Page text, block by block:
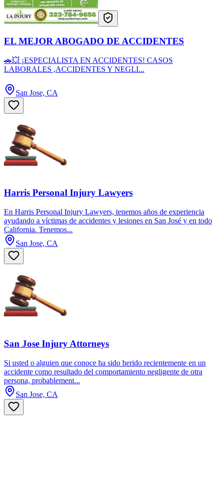
EL MEJOR ABOGADO DE ACCIDENTES
🚗💥 ¡ESPECIALISTA EN ACCIDENTES! CASOS
LABORALES ,ACCIDENTES Y NEGLI...
San Jose, CA
Harris Personal Injury Lawyers
En Harris Personal Injury Lawyers, tenemos años de experiencia
ayudando a víctimas de accidentes y lesiones en San José y en todo
California. Tenemos...
San Jose, CA
San Jose Injury Attorneys
Si usted o alguien que conoce ha sido herido recientemente en un
accidente como resultado del comportamiento negligente de otra
persona, probablement...
San Jose, CA